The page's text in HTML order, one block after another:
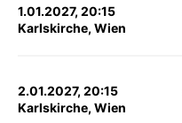
1.01.2027, 20:15
Karlskirche, Wien
2.01.2027, 20:15
Karlskirche, Wien